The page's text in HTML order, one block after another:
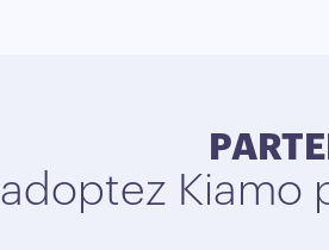
adoptez Kiamo